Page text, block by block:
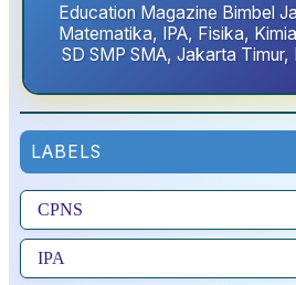
Education Magazine Bimbel
Matematika, IPA, Fisika,
SD SMP SMA, Jakarta
LABELS
CPNS
IPA